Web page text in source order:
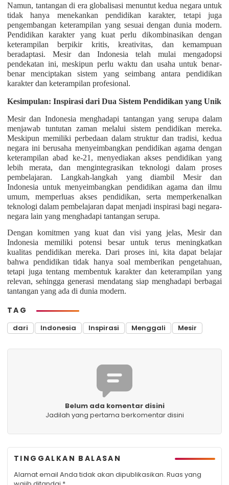
Namun, tantangan di era globalisasi menuntut kedua negara untuk
tidak hanya menekankan pendidikan karakter, tetapi juga
pengembangan keterampilan yang sesuai dengan dunia modern.
Pendidikan karakter yang kuat perlu dikombinasikan dengan
keterampilan berpikir kritis, kreativitas, dan kemampuan
beradaptasi. Mesir dan Indonesia telah mulai mengadopsi
pendekatan ini, meskipun perlu waktu dan usaha untuk benar-
benar menciptakan sistem yang seimbang antara pendidikan
karakter dan keterampilan profesional.
Kesimpulan: Inspirasi dari Dua Sistem Pendidikan yang Unik
Mesir dan Indonesia menghadapi tantangan yang serupa dalam
menjawab tuntutan zaman melalui sistem pendidikan mereka.
Meskipun memiliki perbedaan dalam struktur dan tradisi, kedua
negara ini berusaha menyeimbangkan pendidikan agama dengan
keterampilan abad ke-21, menyediakan akses pendidikan yang
lebih merata, dan mengintegrasikan teknologi dalam proses
pembelajaran. Langkah-langkah yang diambil Mesir dan
Indonesia untuk menyeimbangkan pendidikan agama dan ilmu
umum, memperluas akses pendidikan, serta memperkenalkan
teknologi dalam pembelajaran dapat menjadi inspirasi bagi negara-
negara lain yang menghadapi tantangan serupa.
Dengan komitmen yang kuat dan visi yang jelas, Mesir dan
Indonesia memiliki potensi besar untuk terus meningkatkan
kualitas pendidikan mereka. Dari proses ini, kita dapat belajar
bahwa pendidikan tidak hanya soal memberikan pengetahuan,
tetapi juga tentang membentuk karakter dan keterampilan yang
relevan, sehingga generasi mendatang siap menghadapi berbagai
tantangan yang ada di dunia modern.
TAG
dari Indonesia Inspirasi Menggali Mesir
Belum ada komentar disini
Jadilah yang pertama berkomentar disini
TINGGALKAN BALASAN
Alamat email Anda tidak akan dipublikasikan. Ruas yang